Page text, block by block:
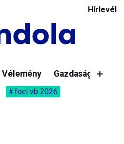
Hírlevél
Vélemény Gazdaság
foci vb 2026